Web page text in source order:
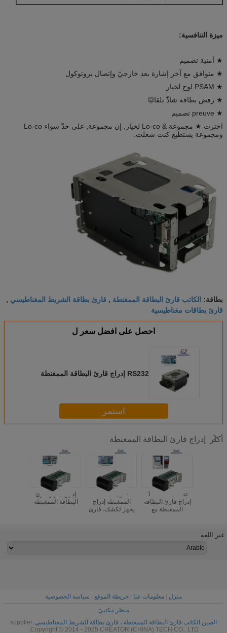
ميزة التنافسية:
★ أمنية تصميم
★ متوافق مع آخر إشارة بعد خارجيّ وإتصال بروتوكول
★ PSAM لوح لخيار
★ رفض بطاقة شاذّ تلقائيّا
★ preuve تصميم
اخترت ★ مجموعة & Lo-co لخيار, إن مجموعة, على حدّ سواء Lo-co
ومجموعة يستطيع كنت شغلت.
بطاقة: الكاتب قارئ البطاقة الممغنطة , قارئ بطاقة الشريط المغناطيسي ,
قارئ بطاقات مغناطيسية
احصل على افضل سعر ل
RS232 إدراج قارئ البطاقة الممغنطة
استمر
أكثر إدراج قارئ البطاقة الممغنطة
إدراج يجهز قارئ
البطاقة الممغنطة
قارئ البطاقة
الممغنطة إدراج
يجهز لكشك، قارئ
تتفاعل 12V DC
إدراج قارئ البطاقة
الممغنطة مع
غير اللغة
منزل معلومات عنا خريطة الموقع
سياسة الخصوصية
منظر مكتبيّ
الصين الكاتب قارئ البطاقة الممغنطة ، قارئ بطاقة الشريط المغناطيسي supplier.
Copyright © 2014 - 2025 CREATOR (CHINA) TECH CO., LTD.